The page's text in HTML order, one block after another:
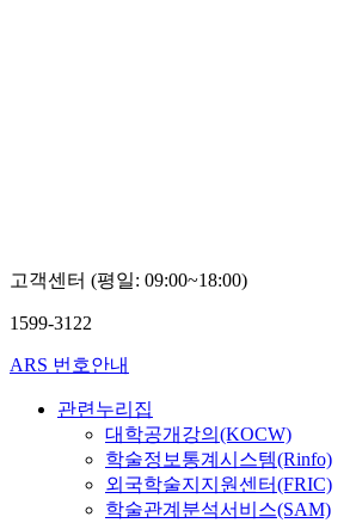
고객센터 (평일: 09:00~18:00)
1599-3122
ARS 번호안내
관련누리집
대학공개강의(KOCW)
학술정보통계시스템(Rinfo)
외국학술지지원센터(FRIC)
학술관계분석서비스(SAM)